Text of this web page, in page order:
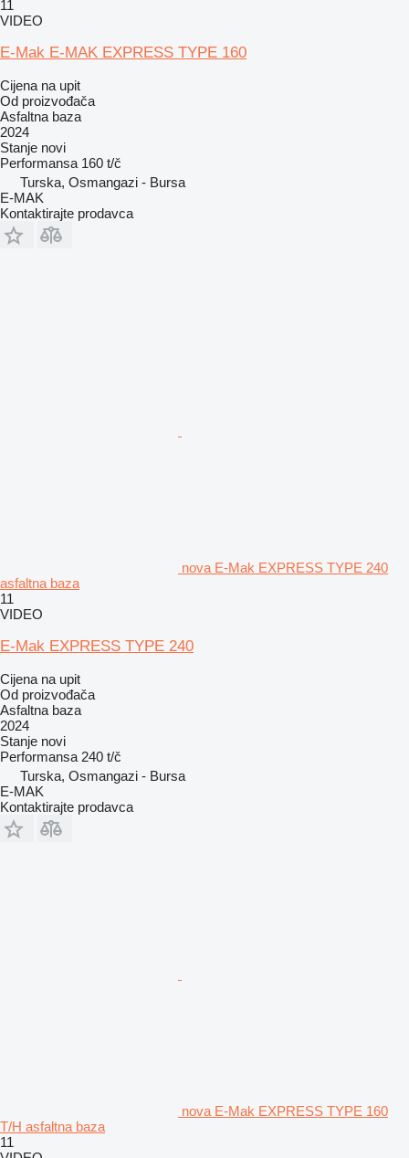
11
VIDEO
E-Mak E-MAK EXPRESS TYPE 160
Cijena na upit
Od proizvođača
Asfaltna baza
2024
Stanje novi
Performansa 160 t/č
Turska, Osmangazi - Bursa
E-MAK
Kontaktirajte prodavca
nova E-Mak EXPRESS TYPE 240
asfaltna baza
11
VIDEO
E-Mak EXPRESS TYPE 240
Cijena na upit
Od proizvođača
Asfaltna baza
2024
Stanje novi
Performansa 240 t/č
Turska, Osmangazi - Bursa
E-MAK
Kontaktirajte prodavca
nova E-Mak EXPRESS TYPE 160
T/H asfaltna baza
11